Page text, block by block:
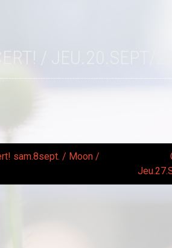
/ JEU.20.SEPT/
sam.8sept. / Moon /